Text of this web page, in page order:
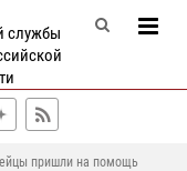
службы
пришли на помощь